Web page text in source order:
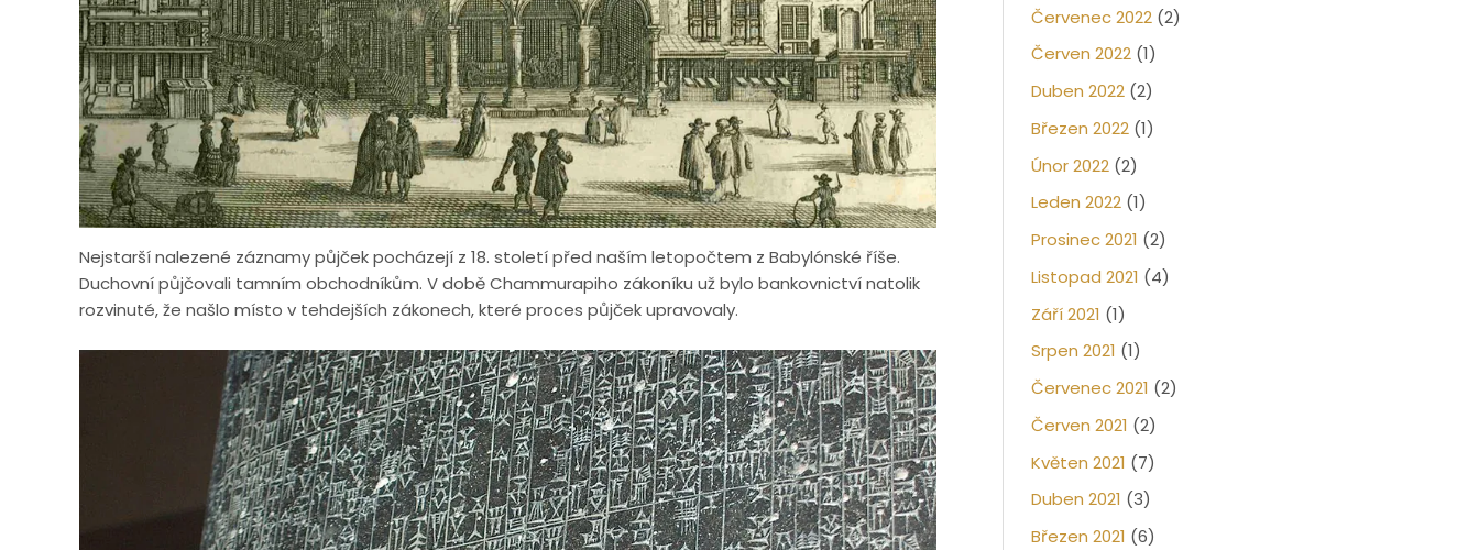
Nejstarší nalezené záznamy půjček pocházejí z 18. století před naším letopočtem z Babylónské říše.
Duchovní půjčovali tamním obchodníkům. V době Chammurapiho zákoníku už bylo bankovnictví natolik
rozvinuté, že našlo místo v tehdejších zákonech, které proces půjček upravovaly.
Červenec 2022 (2)
Červen 2022 (1)
Duben 2022 (2)
Březen 2022 (1)
Únor 2022 (2)
Leden 2022 (1)
Prosinec 2021 (2)
Listopad 2021 (4)
Září 2021 (1)
Srpen 2021 (1)
Červenec 2021 (2)
Červen 2021 (2)
Květen 2021 (7)
Duben 2021 (3)
Březen 2021 (6)